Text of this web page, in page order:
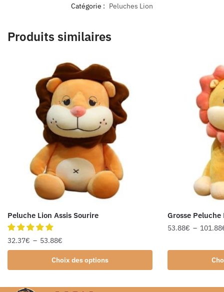
Catégorie : Peluches Lion
Produits similaires
Peluche Lion Assis Sourire
32.37€ – 53.88€
Choix des options
Grosse Peluche
53.88€ – 101.88